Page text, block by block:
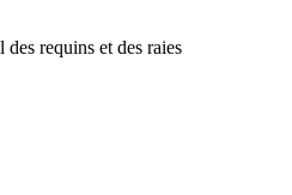
requins et des raies